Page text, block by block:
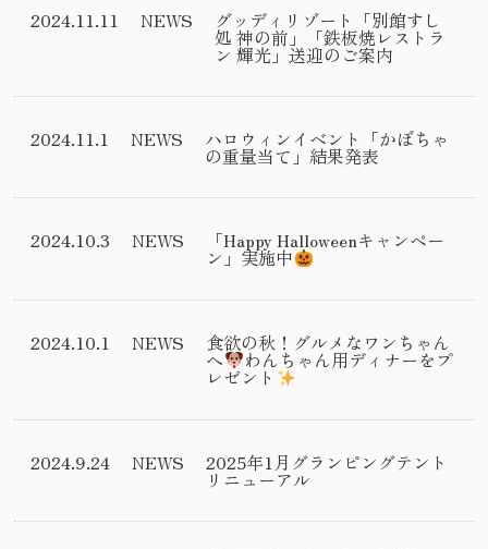
2024.11.11 NEWS グッディリゾート「別館すし
処 神の前」「鉄板焼レストラ
ン 輝光」送迎のご案内
2024.11.1 NEWS ハロウィンイベント「かぼちゃ
の重量当て」結果発表
2024.10.3 NEWS 「Happy Halloweenキャンペー
ン」実施中
2024.10.1 NEWS 食欲の秋！グルメなワンちゃん
へ わんちゃん用ディナーをプ
レゼント
2024.9.24 NEWS 2025年1月グランピングテント
リニューアル